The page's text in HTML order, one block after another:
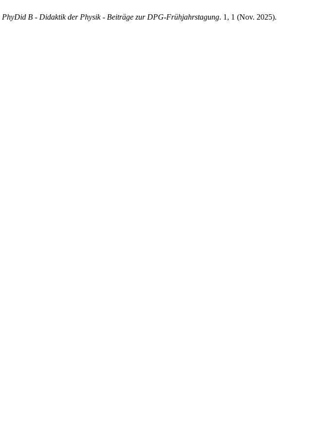
PhyDid B - Didaktik der Physik - Beiträge zur DPG-Frühjahrstagung. 1, 1 (Nov. 2025).